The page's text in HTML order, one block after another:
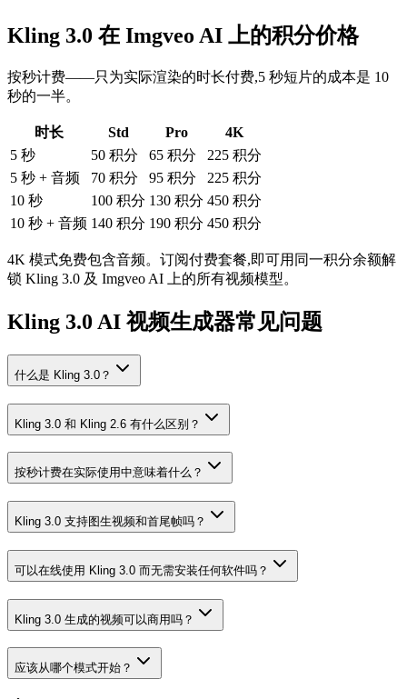
Kling 3.0 在 Imgveo AI 上的积分价格
按秒计费——只为实际渲染的时长付费,5 秒短片的成本是 10
秒的一半。
时长 Std Pro
4K
5 秒
50 积分 65 积分
225 积分
5 秒 + 音频
70 积分 95 积分
225 积分
10 秒
100 积分 130 积分 450 积分
10 秒 + 音频 140 积分 190 积分 450 积分
4K 模式免费包含音频。订阅付费套餐,即可用同一积分余额解
锁 Kling 3.0 及 Imgveo AI 上的所有视频模型。
Kling 3.0 AI 视频生成器常见问题
什么是 Kling 3.0？
Kling 3.0 和 Kling 2.6 有什么区别？
按秒计费在实际使用中意味着什么？
Kling 3.0 支持图生视频和首尾帧吗？
可以在线使用 Kling 3.0 而无需安装任何软件吗？
Kling 3.0 生成的视频可以商用吗？
应该从哪个模式开始？